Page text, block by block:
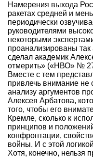
Намерения выхода
ракетах средней и
периодически
руководителями
некоторыми
проанализированы так
сделал академик
отмерить» («НВО» №
Вместе с тем
привлечь внимание
анализу аргументов
Алексея Арбатова,
того, чтобы его
Кремле, сколько к
принципов и
конфронтации,
войны. И с этой
Хотя, конечно, нельзя